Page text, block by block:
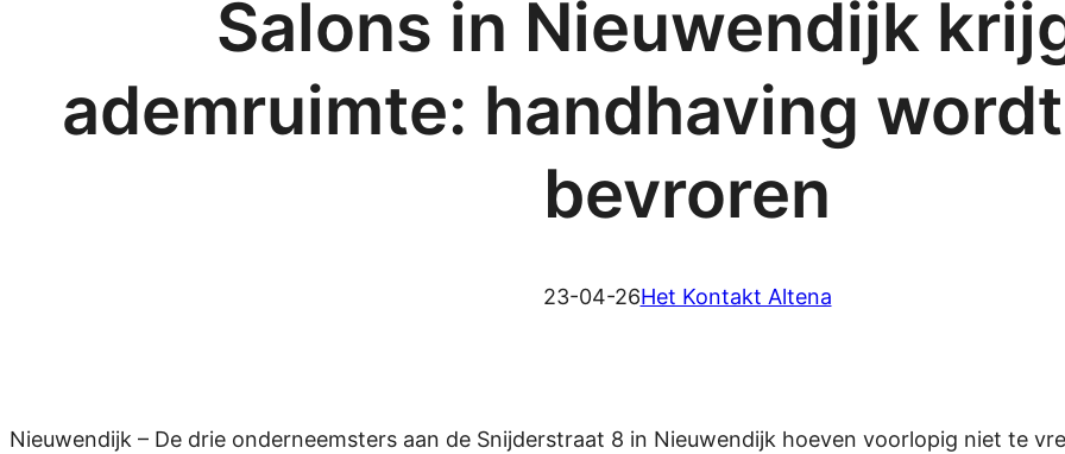
Salons in Nieuwendijk
ademruimte: handhaving
bevroren
23-04-26Het Kontakt Altena
Nieuwendijk – De drie onderneemsters aan de Snijderstraat 8 in Nieuwendijk hoeven voorlopig niet te